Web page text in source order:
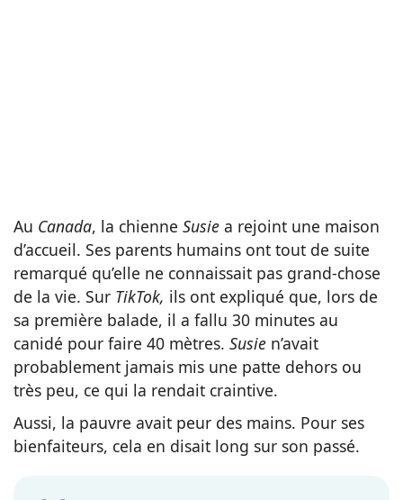
Au Canada, la chienne Susie a rejoint une maison
d’accueil. Ses parents humains ont tout de suite
remarqué qu’elle ne connaissait pas grand-chose
de la vie. Sur TikTok, ils ont expliqué que, lors de
sa première balade, il a fallu 30 minutes au
canidé pour faire 40 mètres. Susie n’avait
probablement jamais mis une patte dehors ou
très peu, ce qui la rendait craintive.
Aussi, la pauvre avait peur des mains. Pour ses
bienfaiteurs, cela en disait long sur son passé.